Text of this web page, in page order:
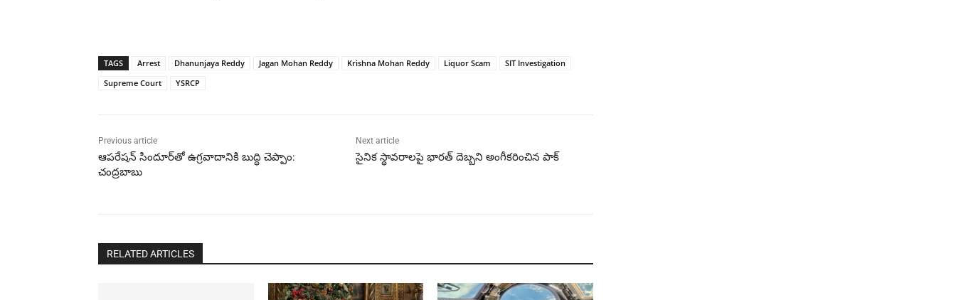
TAGS Arrest Dhanunjaya Reddy Jagan Mohan Reddy Krishna Mohan Reddy Liquor Scam
SIT Investigation
Supreme Court
YSRCP
Previous article
ఆపరేషన్ సిందూర్‌తో ఉగ్రవాదానికి బుద్ధి చెప్పాం:
చంద్రబాబు
Next article
సైనిక స్థావరాలపై భారత్ దెబ్బని అంగీకరించిన పాక్
RELATED ARTICLES